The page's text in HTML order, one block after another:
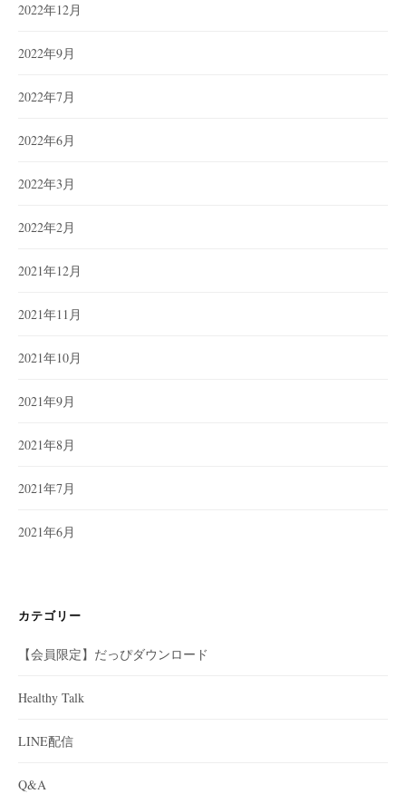
2022年12月
2022年9月
2022年7月
2022年6月
2022年3月
2022年2月
2021年12月
2021年11月
2021年10月
2021年9月
2021年8月
2021年7月
2021年6月
カテゴリー
【会員限定】だっぴダウンロード
Healthy Talk
LINE配信
Q&A